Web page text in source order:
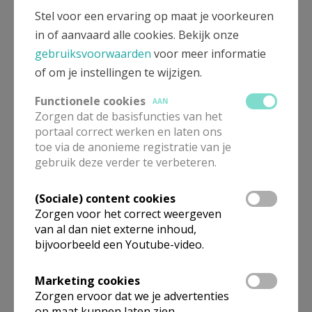
Beroepsvereniging Zorgpastores
Stel voor een ervaring op maat je voorkeuren
in of aanvaard alle cookies. Bekijk onze
gebruiksvoorwaarden voor meer informatie
of om je instellingen te wijzigen.
Functionele cookies
AAN
Zorgen dat de basisfuncties van het
portaal correct werken en laten ons
toe via de anonieme registratie van je
gebruik deze verder te verbeteren.
(Sociale) content cookies
Zorgen voor het correct weergeven
van al dan niet externe inhoud,
bijvoorbeeld een Youtube-video.
Marketing cookies
Zorgen ervoor dat we je advertenties